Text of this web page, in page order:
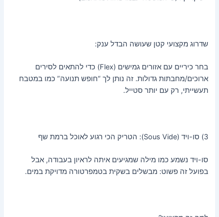
שדרוג מקצועי קטן שעושה הבדל ענק:
בחר כיריים עם אזורים גמישים (Flex) כדי להתאים לסירים
ארוכים/מחבתות גדולות. זה נותן לך “חופש תנועה” כמו במטבח
תעשייתי, רק עם יותר סטייל.
3) סו-ויד (Sous Vide): הטריק הכי רגוע לאוכל ברמת שף
סו-ויד נשמע כמו מילה שמגיעים איתה לראיון בעבודה, אבל
בפועל זה פשוט: מבשלים בשקית בטמפרטורה מדויקת במים.